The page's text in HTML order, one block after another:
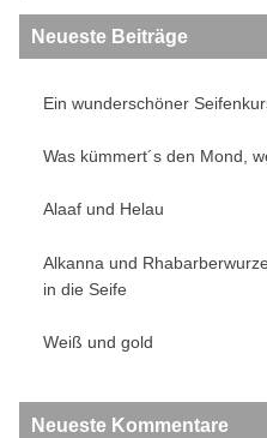
Neueste Beiträge
Ein wunderschöner
Was kümmert´s den Mond,
Alaaf und Helau
Alkanna und
in die Seife
Weiß und gold
Neueste Kommentare